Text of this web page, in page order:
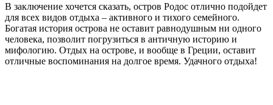
В заключение хочется сказать, остров Родос отлично подойдет
для всех видов отдыха – активного и тихого семейного.
Богатая история острова не оставит равнодушным ни одного
человека, позволит погрузиться в античную историю и
мифологию. Отдых на острове, и вообще в Греции, оставит
отличные воспоминания на долгое время. Удачного отдыха!